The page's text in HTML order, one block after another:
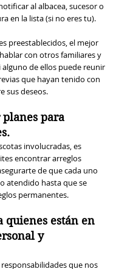
al albacea, sucesor o
en la lista (si no eres tu).
preestablecidos, el mejor
con otros familiares y
alguno de ellos puede reunir
que hayan tenido con
sus deseos.
para
involucradas, es
encontrar arreglos
de que cada uno
atendido hasta que se
permanentes.
quienes están en
y
que nos